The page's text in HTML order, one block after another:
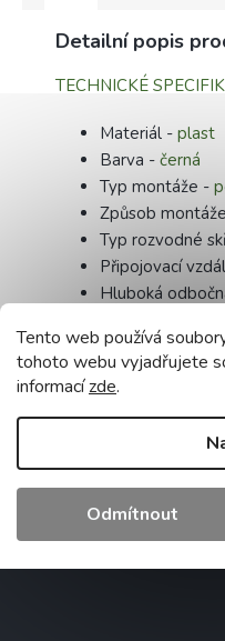
Tento web používá
tohoto webu vyjadřujete
informacízde.
Odmítnout
Detailní popis
TECHNICKÉ
Materiál - plast
Barva - černá
Typ montáže -
Způsob
Typ rozvodné
Připojovací
Hluboká
Vyrobena z
Doplňkové
:
Z